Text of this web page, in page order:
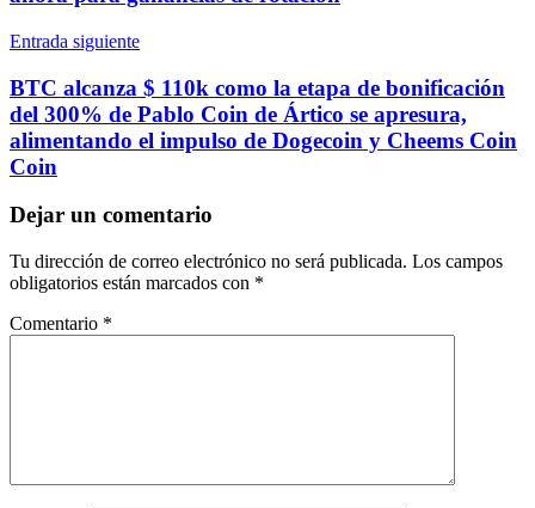
Entrada siguiente
BTC alcanza $ 110k como la etapa de bonificación
del 300% de Pablo Coin de Ártico se apresura,
alimentando el impulso de Dogecoin y Cheems Coin
Coin
Dejar un comentario
Tu dirección de correo electrónico no será publicada. Los campos
obligatorios están marcados con *
Comentario *